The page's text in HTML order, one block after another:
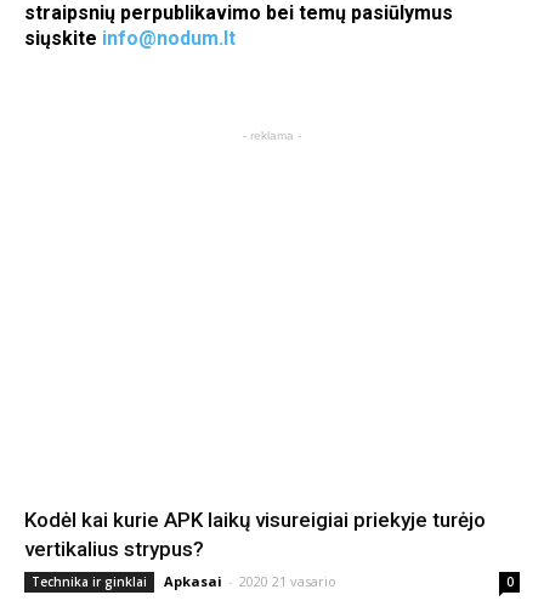
straipsnių perpublikavimo bei temų pasiūlymus
siųskite info@nodum.lt
- reklama -
Kodėl kai kurie APK laikų visureigiai priekyje turėjo
vertikalius strypus?
Technika ir ginklai Apkasai - 2020 21 vasario 0